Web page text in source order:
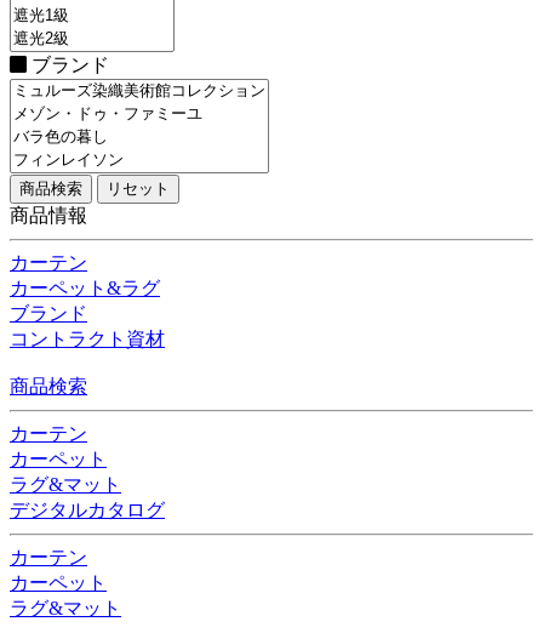
ブランド
商品情報
カーテン
カーペット&ラグ
ブランド
コントラクト資材
商品検索
カーテン
カーペット
ラグ&マット
デジタルカタログ
カーテン
カーペット
ラグ&マット